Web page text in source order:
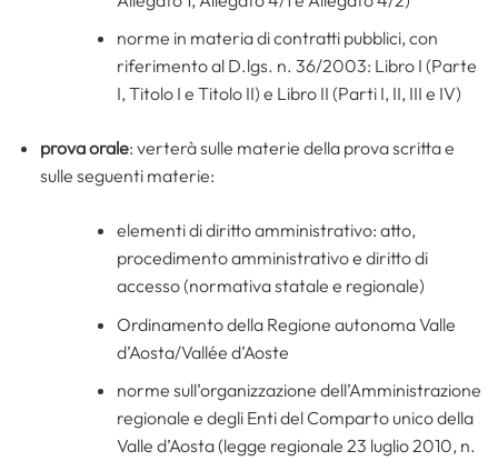
norme in materia di contratti pubblici, con
riferimento al D.lgs. n. 36/2003: Libro I (Parte
I, Titolo I e Titolo II) e Libro II (Parti I, II, III e IV)
prova orale: verterà sulle materie della prova scritta e
sulle seguenti materie:
elementi di diritto amministrativo: atto,
procedimento amministrativo e diritto di
accesso (normativa statale e regionale)
Ordinamento della Regione autonoma Valle
d’Aosta/Vallée d’Aoste
norme sull’organizzazione dell’Amministrazione
regionale e degli Enti del Comparto unico della
Valle d’Aosta (legge regionale 23 luglio 2010, n.